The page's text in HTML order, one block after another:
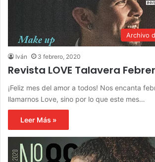
Archivo
Iván 3 febrero, 2020
Revista LOVE Talavera
¡Feliz mes del amor a todos! Nos encanta
llamarnos Love, sino por lo que este mes…
Leer Más »